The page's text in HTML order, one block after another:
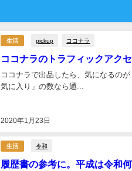
生活 pickup ココナラ
ココナラのトラフィックアク
2020年1月23日
ココナラで出品したら、気になるの
気に入り」の数なら通...
生活 令和
履歴書の参考に。平成は令和